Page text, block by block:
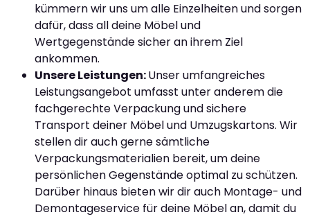
kümmern wir uns um alle Einzelheiten und sorgen
dafür, dass all deine Möbel und
Wertgegenstände sicher an ihrem Ziel
ankommen.
Unsere Leistungen:Unser umfangreiches
Leistungsangebot umfasst unter anderem die
fachgerechte Verpackung und sichere
Transport deiner Möbel und Umzugskartons. Wir
stellen dir auch gerne sämtliche
Verpackungsmaterialien bereit, um deine
persönlichen Gegenstände optimal zu schützen.
Darüber hinaus bieten wir dir auch Montage- und
Demontageservice für deine Möbel an, damit du